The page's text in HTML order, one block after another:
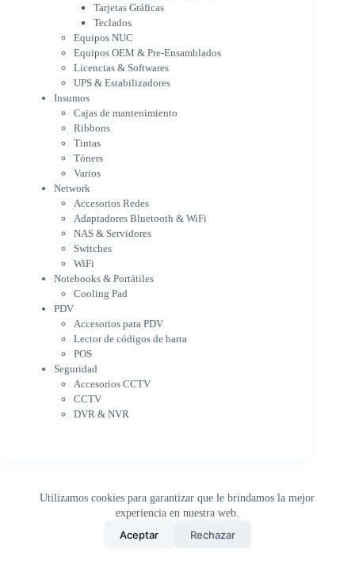
Utilizamos cookies para garantizar que le brindamos la mejor
experiencia en nuestra web.
Aceptar Rechazar
UPS & Estabilizadores
Insumos
Cajas de mantenimiento
Ribbons
Tintas
Tóners
Varios
Network
Accesorios Redes
Adaptadores Bluetooth & WiFi
NAS & Servidores
Switches
WiFi
Notebooks & Portátiles
Cargador para notebook
Cooling Pad
PDV
Accesorios para PDV
Lector de códigos de barra
POS
Seguridad
Accesorios CCTV
CCTV
DVR & NVR
Sin categorizar
Tarjetas Gráficas
Teclados
Equipos NUC
Equipos OEM & Pre-Ensamblados
Licencias & Softwares
UPS & Estabilizadores
Insumos
Cajas de mantenimiento
Ribbons
Tintas
Tóners
Varios
Network
Accesorios Redes
Adaptadores Bluetooth & WiFi
NAS & Servidores
Switches
WiFi
Notebooks & Portátiles
Cooling Pad
PDV
Accesorios para PDV
Lector de códigos de barra
POS
Seguridad
Accesorios CCTV
CCTV
DVR & NVR